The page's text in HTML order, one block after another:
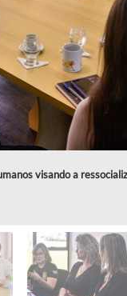
visando a